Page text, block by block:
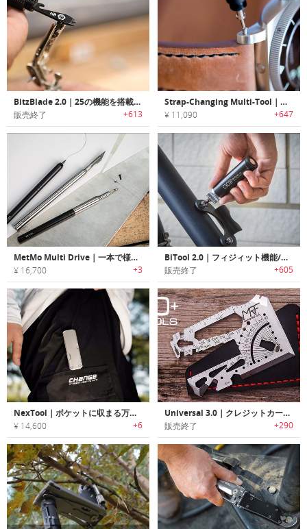
BitzBlade 2.0｜25の機能を搭載したEDCマルチツール「ビッツブレード2.0」
販売終了 +613
Strap-Changing Multi-Tool｜ウォッチストラップ変更に必要なツール全てを搭載したマルチツール
¥ 11,090 +647
MetMo Multi Drive｜一本で様々な作業の効率が向上するマルチツール
¥ 16,700 +3
BiTool 2.0｜フィジィット機能/フラッシュライト付きキーホルダーサイズマルチツール「バイツール2.0」
販売終了 +605
NexTool｜ポケットに収まる万能さ。4-in-1チタン製マルチツール
¥ 14,600 +6
Universal 3.0｜クレジットカードサイズEDCマルチツール「ユニバーサル3.0」
販売終了 +290